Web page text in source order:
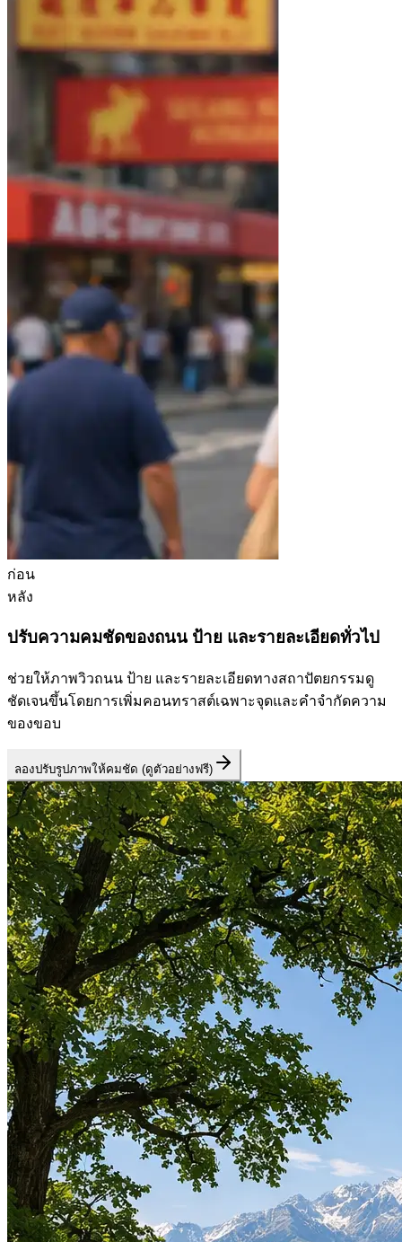
ก่อน
หลัง
ปรับความคมชัดของถนน ป้าย และรายละเอียดทั่วไป
ช่วยให้ภาพวิวถนน ป้าย และรายละเอียดทางสถาปัตยกรรมดู
ชัดเจนขึ้นโดยการเพิ่มคอนทราสต์เฉพาะจุดและคำจำกัดความ
ของขอบ
ลองปรับรูปภาพให้คมชัด (ดูตัวอย่างฟรี)